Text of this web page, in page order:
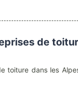
de
toiture dans les